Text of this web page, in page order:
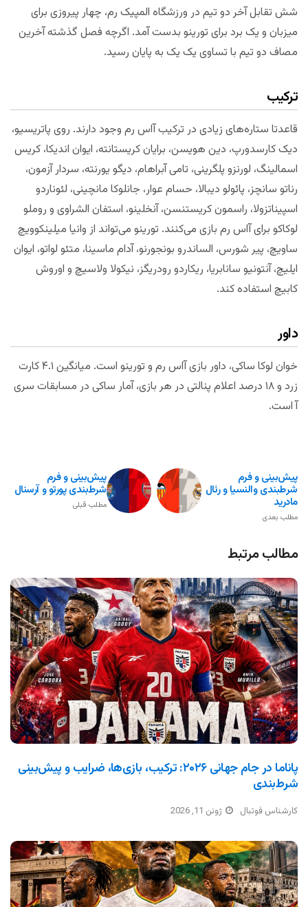
شش تقابل آخر دو تیم در ورزشگاه المپیک رم، چهار پیروزی برای
میزبان و یک برد برای تورینو بدست آمد. اگرچه فصل گذشته آخرین
مصاف دو تیم با تساوی یک یک به پایان رسید.
ترکیب
قاعدتا ستاره‌های زیادی در ترکیب آاس رم وجود دارند. روی پاتریسیو،
دیک کارسدورپ، دین هویسن، برایان کریستانته، ایوان اندیکا، کریس
اسمالینگ، لورنزو پلگرینی، تامی آبراهام، دیگو یورنته، سردار آزمون،
رناتو سانچز، پائولو دیبالا، حسام عوار، جانلوکا مانچینی، لئوناردو
اسپیناتزولا، راسمون کریستنسن، آنخلینو، استفان الشراوی و روملو
لوکاکو برای آاس رم بازی می‌کنند. تورینو می‌تواند از وانیا میلینکوویچ
ساویچ، پیر شورس، الساندرو بونجورنو، آدام ماسینا، متئو لواتو، ایوان
ایلیچ، آنتونیو سانابریا، ریکاردو رودریگز، نیکولا ولاسیچ و اوروش
کابیچ استفاده کند.
داور
خوان لوکا ساکی، داور بازی آاس رم و تورینو است. میانگین ۴.۱ کارت
زرد و ۱۸ درصد اعلام پنالتی در هر بازی، آمار ساکی در مسابقات سری
آ است.
پیش‌بینی و فرم
شرط‌بندی پورتو و آرسنال
مطلب قبلی
پیش‌بینی و فرم
شر‌طبندی والنسیا و رئال
مادرید
مطلب بعدی
مطالب مرتبط
پاناما در جام جهانی ۲۰۲۶: ترکیب، بازی‌ها، ضرایب و پیش‌بینی
شرط‌بندی
کارشناس فوتبال ژوئن 11, 2026